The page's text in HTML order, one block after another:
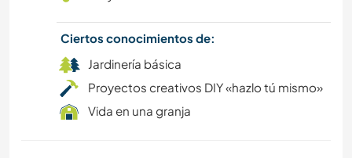
YOGA / BIENESTAR
Ciertos conocimientos de:
Jardinería básica
Proyectos creativos DIY «hazlo tú mismo»
Vida en una granja